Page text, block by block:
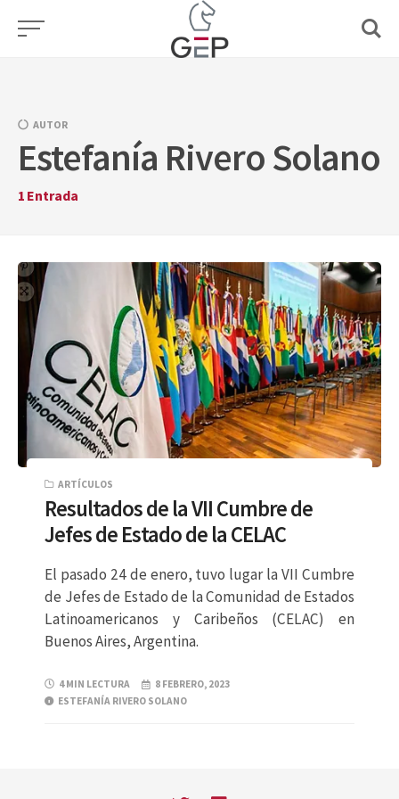
Skip
AUTOR
Estefanía Rivero Solano
1 Entrada
ARTÍCULOS
Resultados de la VII Cumbre de
Jefes de Estado de la CELAC
El pasado 24 de enero, tuvo lugar la VII Cumbre
de Jefes de Estado de la Comunidad de Estados
Latinoamericanos y Caribeños (CELAC) en
Buenos Aires, Argentina.
4 MIN LECTURA
8 FEBRERO, 2023
ESTEFANÍA RIVERO SOLANO